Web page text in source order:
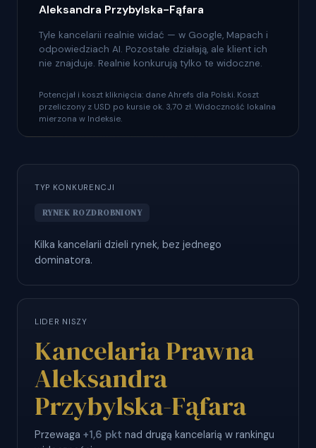
Aleksandra Przybylska-Fąfara
Tyle kancelarii realnie widać — w Google, Mapach i
odpowiedziach AI. Pozostałe działają, ale klient ich
nie znajduje. Realnie konkurują tylko te widoczne.
Potencjał i koszt kliknięcia: dane Ahrefs dla Polski. Koszt
przeliczony z USD po kursie ok. 3,70 zł. Widoczność lokalna
mierzona w Indeksie.
TYP KONKURENCJI
RYNEK ROZDROBNIONY
Kilka kancelarii dzieli rynek, bez jednego
dominatora.
LIDER NISZY
Kancelaria Prawna
Aleksandra
Przybylska-Fąfara
Przewaga +1,6 pkt nad drugą kancelarią w rankingu